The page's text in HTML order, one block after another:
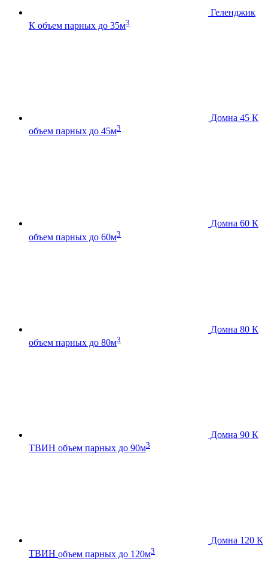
Геленджик
К объем парных до 35м3
Домна 45 К
объем парных до 45м3
Домна 60 К
объем парных до 60м3
Домна 80 К
объем парных до 80м3
Домна 90 К
ТВИН объем парных до 90м3
Домна 120 К
ТВИН объем парных до 120м3